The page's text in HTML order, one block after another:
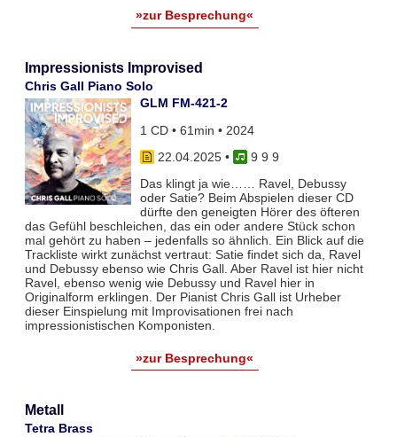
»zur Besprechung«
Impressionists Improvised
Chris Gall Piano Solo
GLM FM-421-2
1 CD • 61min • 2024
22.04.2025•
9 9 9
Das klingt ja wie…… Ravel, Debussy
oder Satie? Beim Abspielen dieser CD
dürfte den geneigten Hörer des öfteren
das Gefühl beschleichen, das ein oder andere Stück schon
mal gehört zu haben – jedenfalls so ähnlich. Ein Blick auf die
Trackliste wirkt zunächst vertraut: Satie findet sich da, Ravel
und Debussy ebenso wie Chris Gall. Aber Ravel ist hier nicht
Ravel, ebenso wenig wie Debussy und Ravel hier in
Originalform erklingen. Der Pianist Chris Gall ist Urheber
dieser Einspielung mit Improvisationen frei nach
impressionistischen Komponisten.
»zur Besprechung«
Metall
Tetra Brass